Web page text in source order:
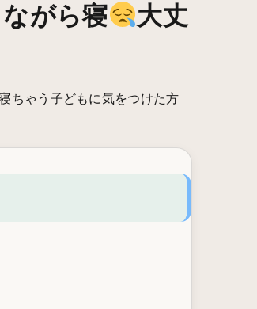
ながら寝
大丈
ちゃう子どもに気をつけた方